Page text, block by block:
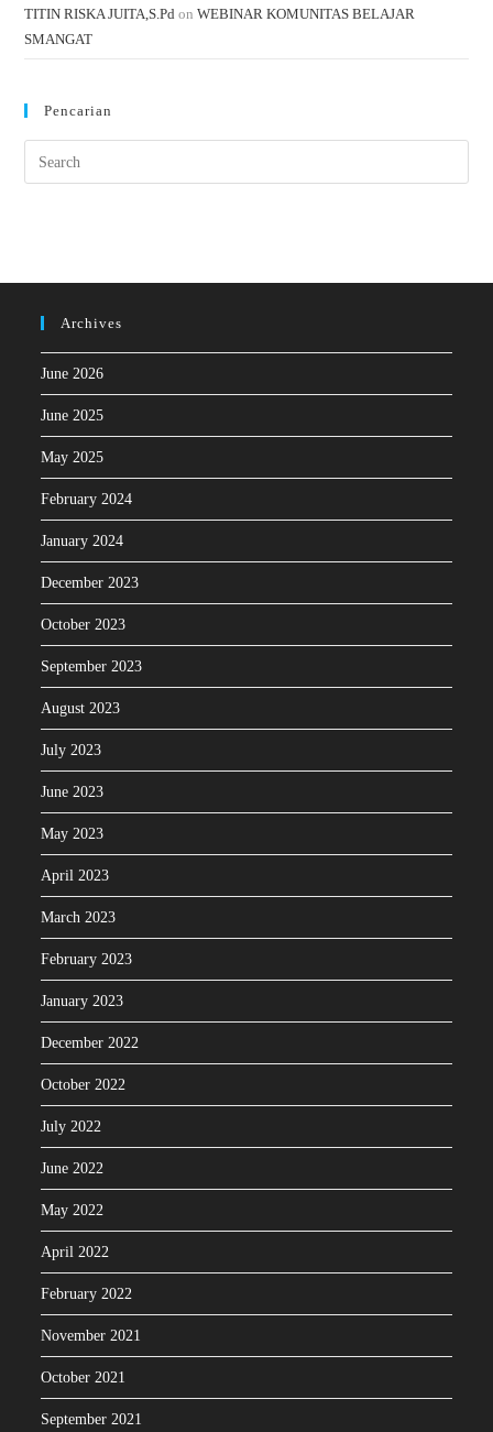
TITIN RISKA JUITA,S.Pd onWEBINAR KOMUNITAS BELAJAR
SMANGAT
Pencarian
Archives
June 2026
June 2025
May 2025
February 2024
January 2024
December 2023
October 2023
September 2023
August 2023
July 2023
June 2023
May 2023
April 2023
March 2023
February 2023
January 2023
December 2022
October 2022
July 2022
June 2022
May 2022
April 2022
February 2022
November 2021
October 2021
September 2021